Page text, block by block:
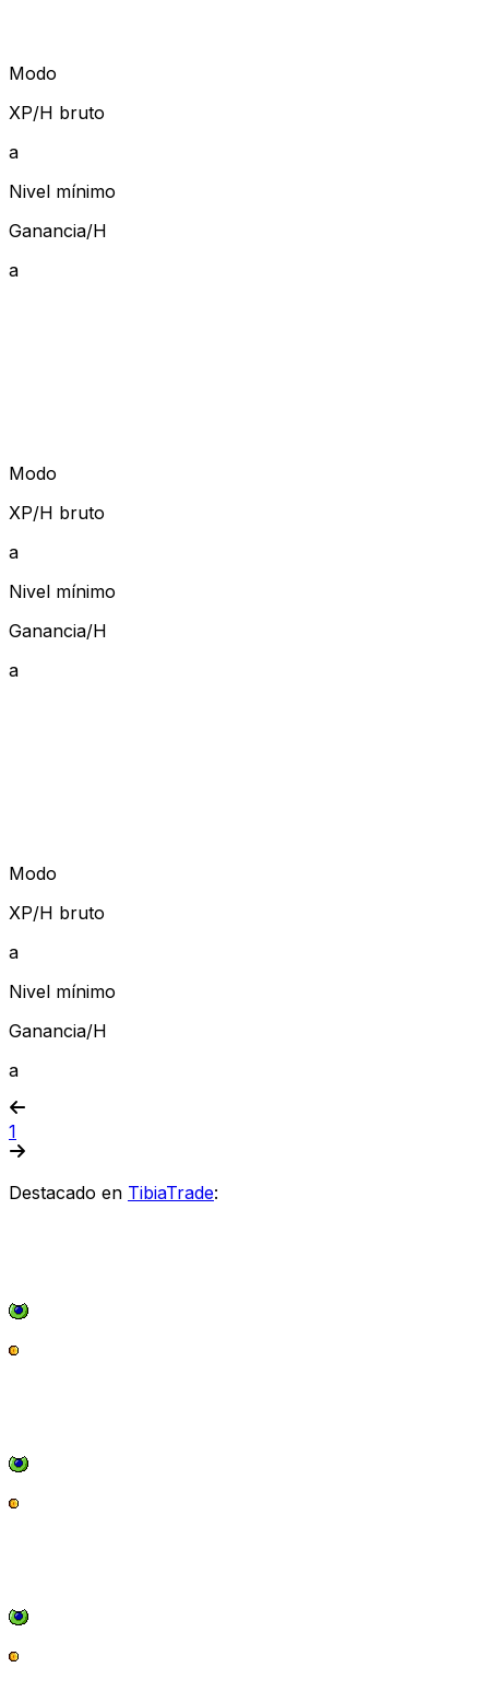
Modo
XP/H bruto
a
Nivel mínimo
Ganancia/H
a
Modo
XP/H bruto
a
Nivel mínimo
Ganancia/H
a
Modo
XP/H bruto
a
Nivel mínimo
Ganancia/H
a
1
Destacado en TibiaTrade: